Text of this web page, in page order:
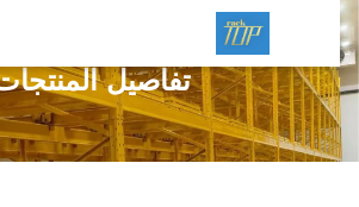
تفاصيل المنتجات